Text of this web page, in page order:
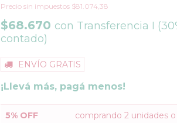
Precio sin impuestos $81.074,38
$68.670 con Transferencia I
contado)
ENVÍO GRATIS
¡Llevá más, pagá menos!
5% OFF comprando 2 unidades